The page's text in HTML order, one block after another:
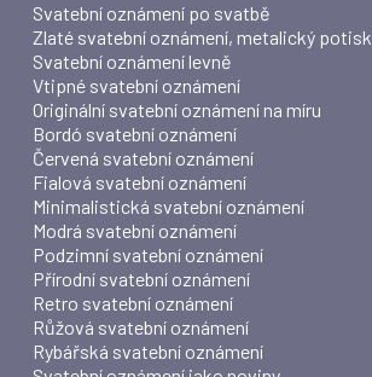
Svatební oznámení po svatbě
Zlaté svatební oznámení, metalický potisk
Svatební oznámení levně
Vtipné svatební oznámení
Originální svatební oznámení na míru
Bordó svatební oznámení
Červená svatební oznámení
Fialová svatební oznámení
Minimalistická svatební oznámení
Modrá svatební oznámení
Podzimní svatební oznámení
Přírodní svatební oznámení
Retro svatební oznámení
Růžová svatební oznámení
Rybářská svatební oznámení